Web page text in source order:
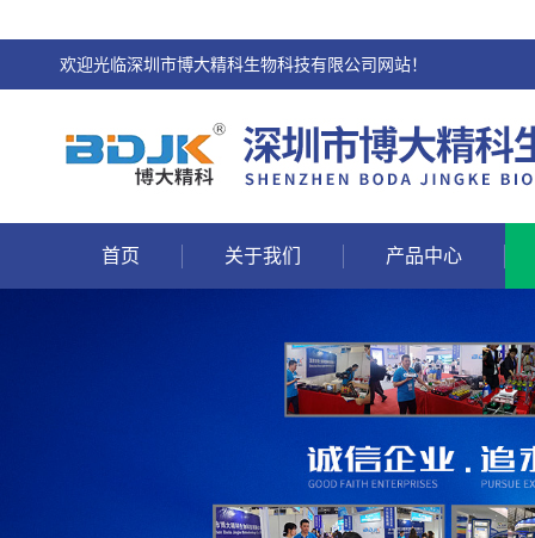
欢迎光临深圳市博大精科生物科技有限公司网站！
首页 关于我们 产品中心